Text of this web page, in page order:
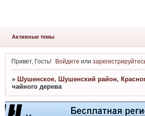
Активные темы
Привет, Гость! Войдите или
» Шушенское, Шушенский район,
чайного дерева